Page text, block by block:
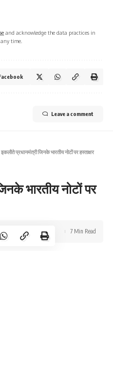
and acknowledge the data practices in
time.
Leave a comment
इकलौते प्रधानमंत्री जिनके भारतीय नोटों पर हस्ताक्षर
भारतीय नोटों पर
7 Min Read